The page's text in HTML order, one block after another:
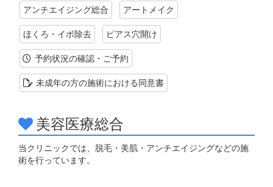
アンチエイジング総合 アートメイク
ほくろ・イボ除去 ピアス穴開け
予約状況の確認・ご予約
未成年の方の施術における同意書
美容医療総合
当クリニックでは、脱毛・美肌・アンチエイジングなどの施
術を行っています。